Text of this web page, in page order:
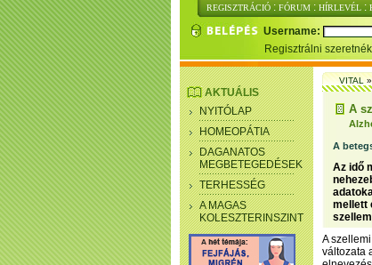
REGISZTRÁCIÓ : FÓRUM : HÍRLEVÉL :
Username:
Regisztrálni
AKTUÁLIS
NYITÓLAP
HOMEOPÁTIA
DAGANATOS
MEGBETEGEDÉSEK
TERHESSÉG
A MAGAS
KOLESZTERINSZINT
VITAL
A
A
Az idő
mellett
A
változata